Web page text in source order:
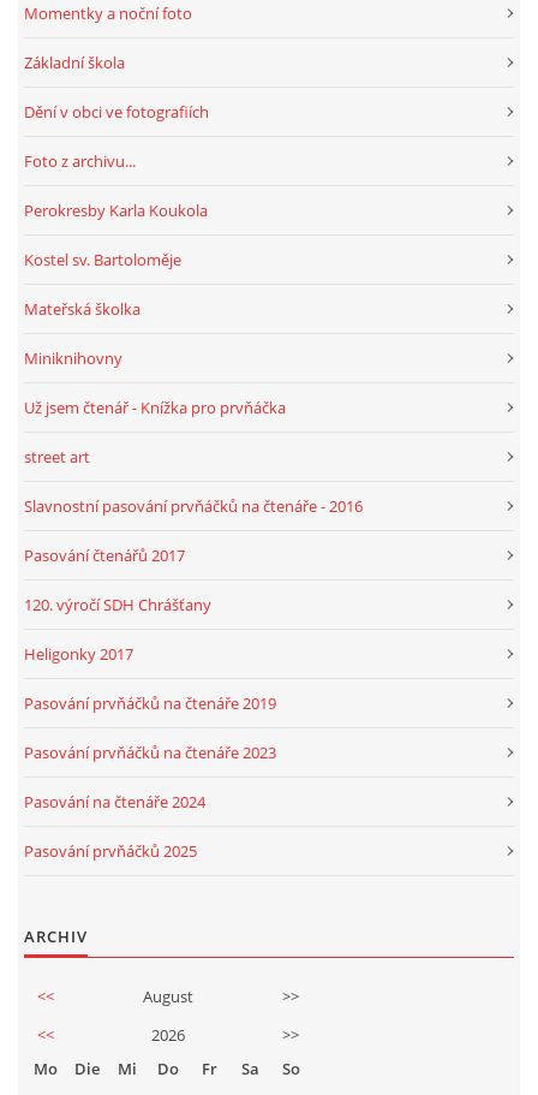
Momentky a noční foto
Základní škola
Dění v obci ve fotografiích
Foto z archivu...
Perokresby Karla Koukola
Kostel sv. Bartoloměje
Mateřská školka
Miniknihovny
Už jsem čtenář - Knížka pro prvňáčka
street art
Slavnostní pasování prvňáčků na čtenáře - 2016
Pasování čtenářů 2017
120. výročí SDH Chrášťany
Heligonky 2017
Pasování prvňáčků na čtenáře 2019
Pasování prvňáčků na čtenáře 2023
Pasování na čtenáře 2024
Pasování prvňáčků 2025
ARCHIV
<< August
>>
<<
2026
>>
Mo
Die Mi Do Fr Sa
So